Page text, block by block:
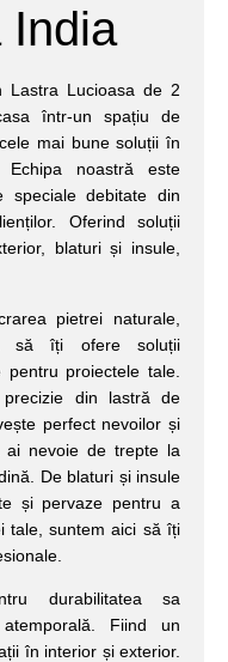
India
Lastra Lucioasa de 2
într-un spațiu de
mai bune soluții în
noastră este
speciale debitate din
Oferind soluții
blaturi și insule,
pietrei naturale,
să îți ofere soluții
proiectele tale.
din lastră de
perfect nevoilor și
ai nevoie de trepte la
De blaturi și insule
și pervaze pentru a
tale, suntem aici să îți
durabilitatea sa
Fiind un
în interior și exterior.